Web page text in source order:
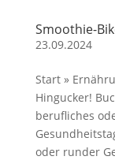
Smoothie-
23.09.2024
Start »
Hingucker!
berufliches
oder runder